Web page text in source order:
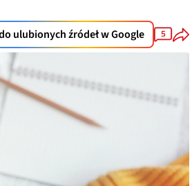
ulubionych źródeł w Google 5